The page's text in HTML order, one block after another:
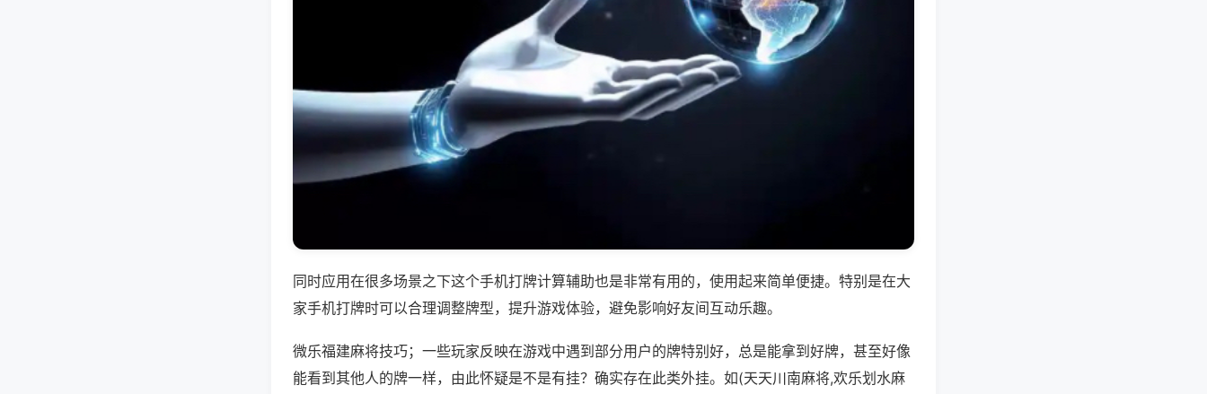
同时应用在很多场景之下这个手机打牌计算辅助也是非常有用的，使用起来简单便捷。特别是在大
家手机打牌时可以合理调整牌型，提升游戏体验，避免影响好友间互动乐趣。
微乐福建麻将技巧；一些玩家反映在游戏中遇到部分用户的牌特别好，总是能拿到好牌，甚至好像
能看到其他人的牌一样，由此怀疑是不是有挂？确实存在此类外挂。如(天天川南麻将,欢乐划水麻